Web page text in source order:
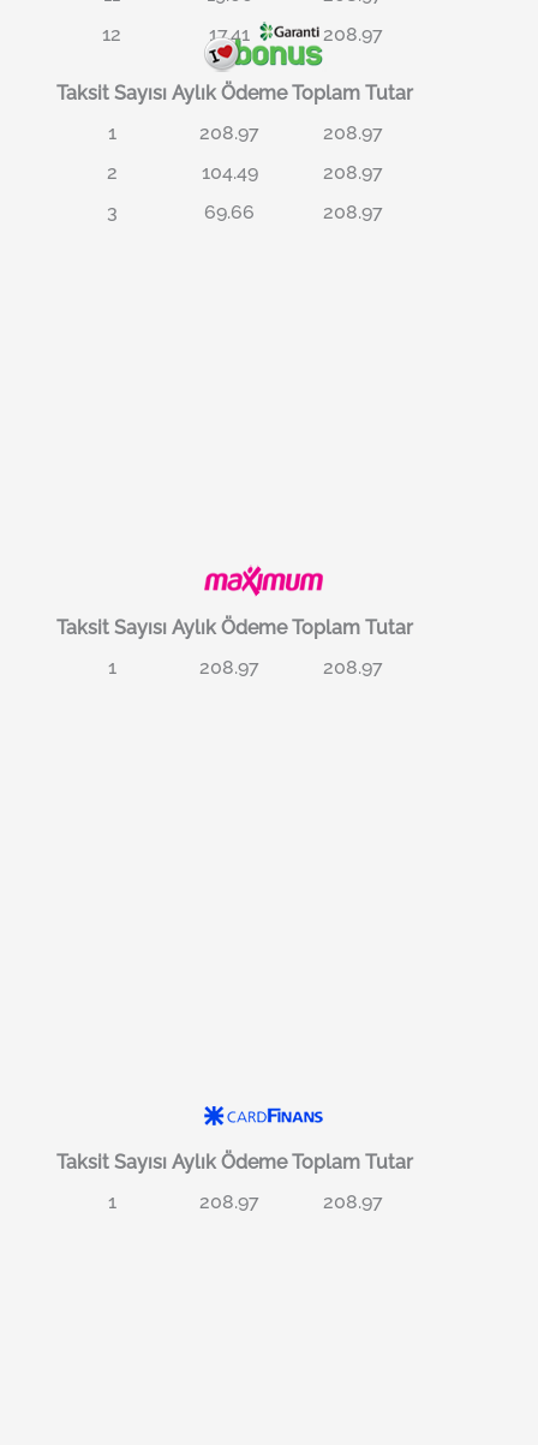
12
17.41 208.97
Taksit Sayısı Aylık Ödeme Toplam Tutar
1
208.97
208.97
2
104.49
208.97
3
69.66 208.97
Taksit Sayısı Aylık Ödeme Toplam Tutar
1
208.97 208.97
Taksit Sayısı Aylık Ödeme Toplam Tutar
1
208.97 208.97